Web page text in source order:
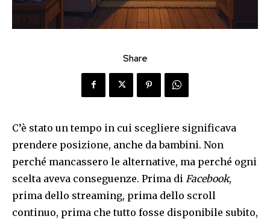
Share
C’è stato un tempo in cui scegliere significava
prendere posizione, anche da bambini. Non
perché mancassero le alternative, ma perché ogni
scelta aveva conseguenze. Prima di Facebook,
prima dello streaming, prima dello scroll
continuo, prima che tutto fosse disponibile subito,